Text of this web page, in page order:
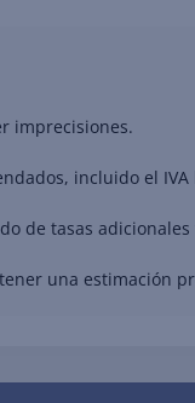
imprecisiones.
incluido el IVA
tasas
una